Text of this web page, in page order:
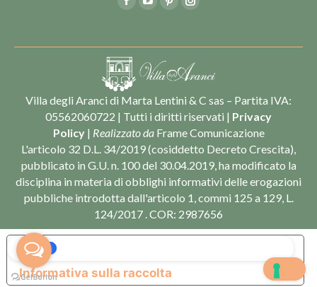
FacebookYouTube
PinterestInstagram
Villa degli Aranci di Marta Lentini & C sas – Partita IVA:
05562060722 | Tutti i diritti riservati | Privacy
Policy| Realizzato da Frame Comunicazione
L'articolo 32 D.L. 34/2019 (cosiddetto Decreto Crescita),
pubblicato in G.U. n. 100 del 30.04.2019, ha modificato la
disciplina in materia di obblighi informativi delle erogazioni
pubbliche introdotta dall'articolo 1, commi 125 a 129, L.
124/2017 . COR: 2987656
Informativa sulla raccolta